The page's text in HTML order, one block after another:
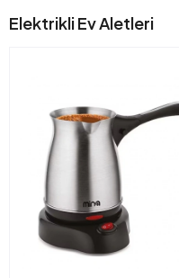
Elektrikli Ev Aletleri